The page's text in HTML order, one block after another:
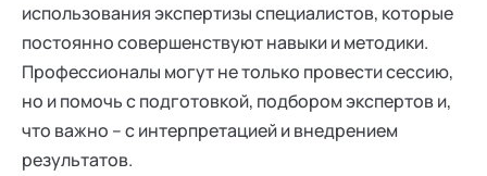
использования экспертизы специалистов, которые
постоянно совершенствуют навыки и методики.
Профессионалы могут не только провести сессию,
но и помочь с подготовкой, подбором экспертов и,
что важно – с интерпретацией и внедрением
результатов.